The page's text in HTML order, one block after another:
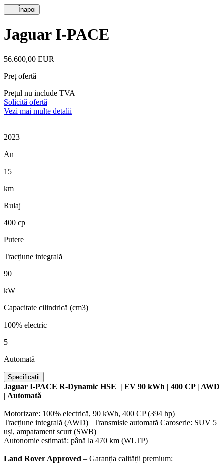
Înapoi
Jaguar I-PACE
56.600,00 EUR
Preț ofertă
Prețul nu include TVA
Solicită ofertă
Vezi mai multe detalii
2023
An
15
km
Rulaj
400 cp
Putere
Tracțiune integrală
90
kW
Capacitate cilindrică (cm3)
100% electric
5
Automată
Specificații
Jaguar I-PACE R-Dynamic HSE | EV 90 kWh | 400 CP | AWD
| Automată
Motorizare: 100% electrică, 90 kWh, 400 CP (394 hp)
Tracțiune integrală (AWD) | Transmisie automată Caroserie: SUV 5
uși, ampatament scurt (SWB)
Autonomie estimată: până la 470 km (WLTP)
Land Rover Approved – Garanția calității premium: